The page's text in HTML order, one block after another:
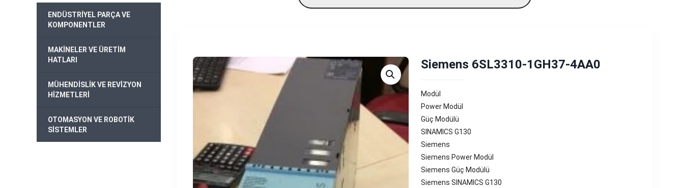
Siemens 6SL3310-1GH37-4AA0
Modül
Power Modül
Güç Modülü
SINAMICS G130
Siemens
Siemens Power Modül
Siemens Güç Modülü
Siemens SINAMICS G130
ENDÜSTRİYEL PARÇA VE
KOMPONENTLER
MAKİNELER VE ÜRETİM
HATLARI
MÜHENDİSLİK VE REVİZYON
HİZMETLERİ
OTOMASYON VE ROBOTİK
SİSTEMLER